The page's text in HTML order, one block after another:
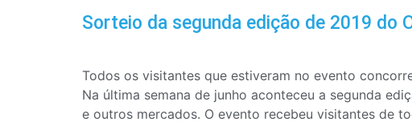
Sorteio da segunda edição de 2019 do
Todos os visitantes que estiveram no evento
Na última semana de junho aconteceu a segunda
e outros mercados. O evento recebeu visitantes de